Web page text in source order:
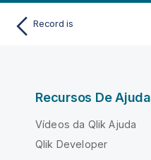
Record is
Recursos De Ajuda
Vídeos da Qlik Ajuda
Qlik Developer